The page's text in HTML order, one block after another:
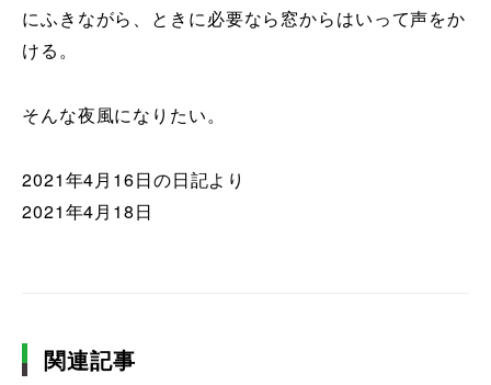
にふきながら、ときに必要なら窓からはいって声をか
ける。
そんな夜風になりたい。
2021年4月16日の日記より
2021年4月18日
関連記事